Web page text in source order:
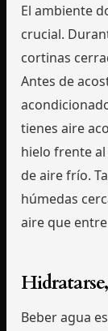
El ambiente
crucial.
cortinas
Antes de
tienes aire
hielo frente
de aire frío.
húmedas
aire que
Beber agua